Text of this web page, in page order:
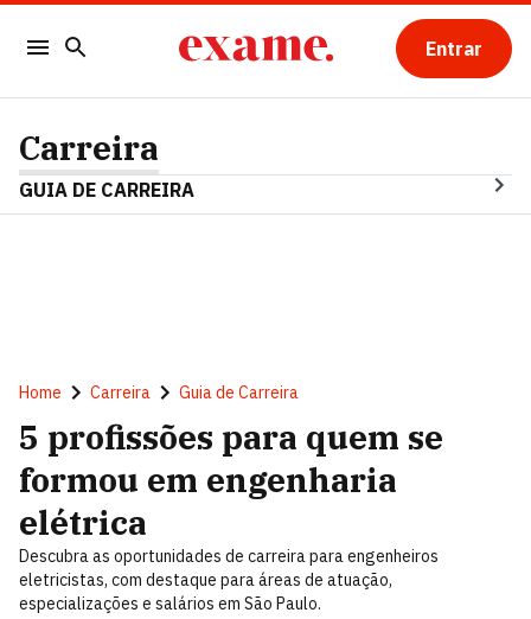
Entrar
Carreira
GUIA DE CARREIRA
Home Carreira Guia de Carreira
5 profissões para quem se
formou em engenharia
elétrica
Descubra as oportunidades de carreira para engenheiros
eletricistas, com destaque para áreas de atuação,
especializações e salários em São Paulo.